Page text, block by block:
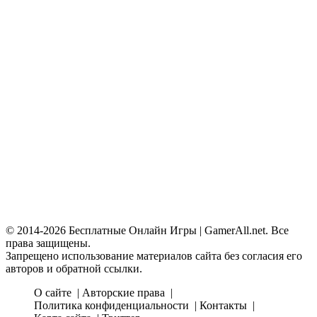
© 2014-2026 Бесплатные Онлайн Игры | GamerAll.net. Все
права защищены.
Запрещено использование материалов сайта без согласия его
авторов и обратной ссылки.
О сайте
Авторские права
Политика конфиденциальности
Контакты